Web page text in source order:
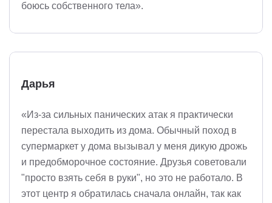
боюсь собственного тела».
Дарья
«Из-за сильных панических атак я практически
перестала выходить из дома. Обычный поход в
супермаркет у дома вызывал у меня дикую дрожь
и предобморочное состояние. Друзья советовали
"просто взять себя в руки", но это не работало. В
этот центр я обратилась сначала онлайн, так как